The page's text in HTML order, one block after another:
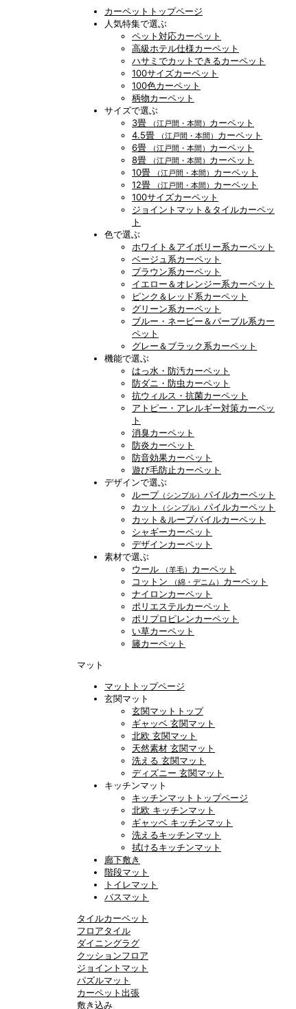
カーペットトップページ
人気特集で選ぶ
ペット対応カーペット
高級ホテル仕様カーペット
ハサミでカットできるカーペット
100サイズカーペット
100色カーペット
柄物カーペット
サイズで選ぶ
3畳
（江戸間・本間） カーペット
4.5畳
（江戸間・本間） カーペット
6畳
（江戸間・本間） カーペット
8畳
（江戸間・本間） カーペット
10畳
（江戸間・本間） カーペット
12畳
（江戸間・本間） カーペット
100サイズカーペット
ジョイントマット＆タイルカーペッ
ト
色で選ぶ
ホワイト＆アイボリー系カーペット
ベージュ系カーペット
ブラウン系カーペット
イエロー＆オレンジー系カーペット
ピンク＆レッド系カーペット
グリーン系カーペット
ブルー・ネービー＆パープル系カー
ペット
グレー＆ブラック系カーペット
機能で選ぶ
はっ水・防汚カーペット
防ダニ・防虫カーペット
抗ウィルス・抗菌カーペット
アトピー・アレルギー対策カーペッ
ト
消臭カーペット
防炎カーペット
防音効果カーペット
遊び毛防止カーペット
デザインで選ぶ
ループ （シンプル） パイルカーペット
カット
（シンプル） パイルカーペット
カット＆ループパイルカーペット
シャギーカーペット
デザインカーペット
素材で選ぶ
ウール
（羊毛） カーペット
コットン
（綿・デニム） カーペット
ナイロンカーペット
ポリエステルカーペット
ポリプロピレンカーペット
い草カーペット
籐カーペット
マット
マットトップページ
玄関マット
玄関マットトップ
ギャッベ 玄関マット
北欧 玄関マット
天然素材 玄関マット
洗える 玄関マット
ディズニー 玄関マット
キッチンマット
キッチンマットトップページ
北欧 キッチンマット
ギャッベ キッチンマット
洗えるキッチンマット
拭けるキッチンマット
廊下敷き
階段マット
トイレマット
バスマット
タイルカーペット
フロアタイル
ダイニングラグ
クッションフロア
ジョイントマット
パズルマット
カーペット出張
敷き込み